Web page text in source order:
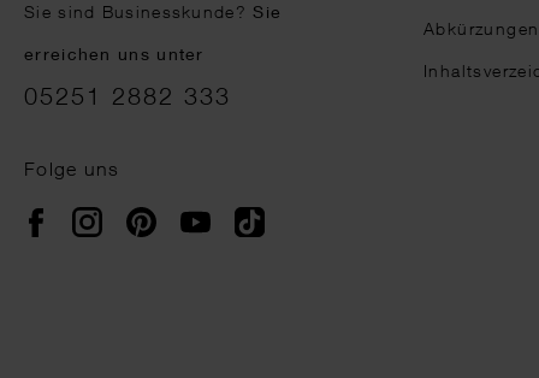
Sie sind Businesskunde?Sie
erreichen uns unter
05251 2882 333
Folge uns
FacebookInstagramPinterestYouTubeTikTok
Abkürzungen